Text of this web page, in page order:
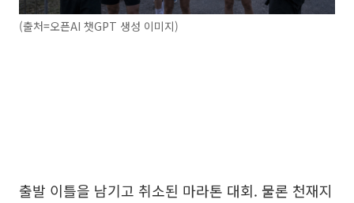
(출처=오픈AI 챗GPT 생성 이미지)
출발 이틀을 남기고 취소된 마라톤 대회. 물론 천재지